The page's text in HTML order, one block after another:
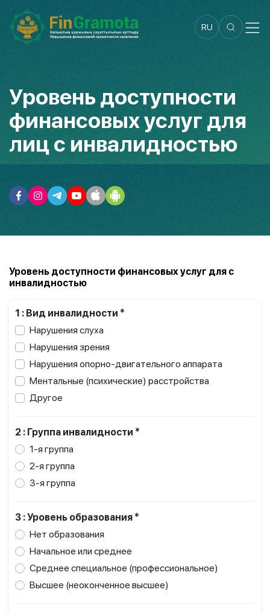
RU
Уровень доступности
финансовых услуг для
лиц с инвалидностью
Уровень доступности финансовых услуг для с
инвалидностью
1 : Вид инвалидности *
Нарушения слуха
Нарушения зрения
Нарушения опорно-двигательного аппарата
Ментальные (психические) расстройства
Другое
2 : Группа инвалидности *
1-я группа
2-я группа
3-я группа
3 : Уровень образования *
Нет образования
Начальное или среднее
Среднее специальное (профессиональное)
Высшее (неоконченное высшее)